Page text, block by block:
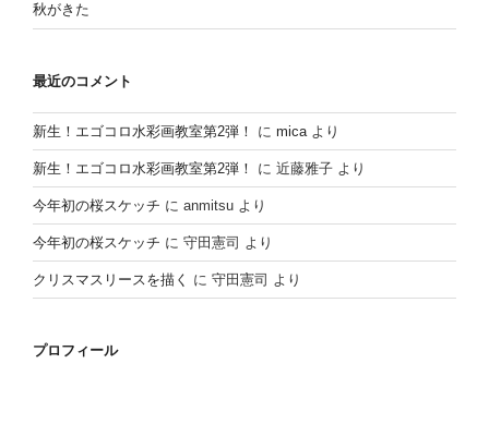
秋がきた
最近のコメント
新生！エゴコロ水彩画教室第2弾！ に mica より
新生！エゴコロ水彩画教室第2弾！ に 近藤雅子 より
今年初の桜スケッチ に anmitsu より
今年初の桜スケッチ に 守田憲司 より
クリスマスリースを描く に 守田憲司 より
プロフィール